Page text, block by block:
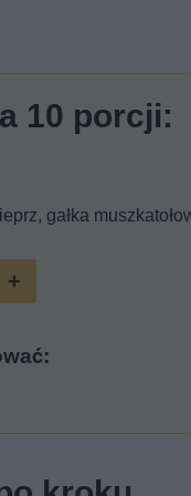
10 porcji:
gałka
+